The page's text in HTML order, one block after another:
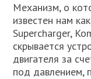
Механизм, о
известен нам
Supercharger,
скрывается
двигателя за
под давлением,